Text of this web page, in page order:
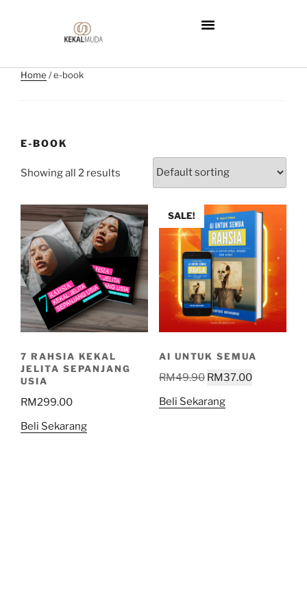
Home / e-book
E-BOOK
Showing all 2 results
7 RAHSIA KEKAL
JELITA SEPANJANG
USIA
RM299.00
Beli Sekarang
SALE!
AI UNTUK SEMUA
RM49.90 RM37.00
Beli Sekarang